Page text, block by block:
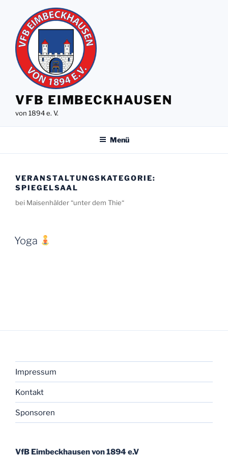
springen
VFB EIMBECKHAUSEN
von 1894 e. V.
Menü
VERANSTALTUNGSKATEGORIE:
SPIEGELSAAL
bei Maisenhälder “unter dem Thie“
Yoga
Impressum
Kontakt
Sponsoren
VfB Eimbeckhausen von 1894 e.V